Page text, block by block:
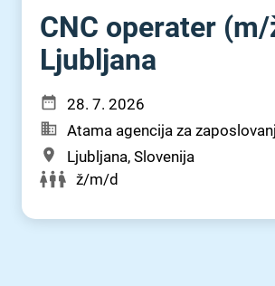
CNC operater
Ljubljana
28. 7. 2026
Atama agencija za
Ljubljana, Slovenija
ž/m/d